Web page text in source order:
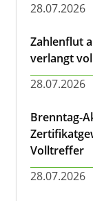
28.07.2026
Zahlenflut
verlangt
28.07.2026
Brenntag-
Volltreffer
28.07.2026